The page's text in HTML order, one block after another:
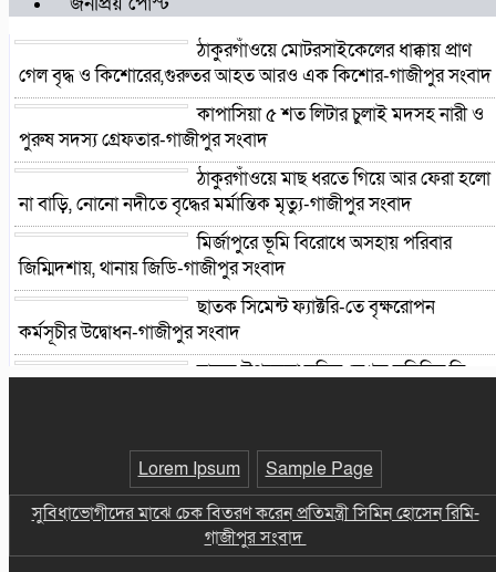
ঠাকুরগাঁওয়ে মোটরসাইকেলের ধাক্কায় প্রাণ
গেল বৃদ্ধ ও কিশোরের,গুরুতর আহত আরও এক কিশোর-গাজীপুর সংবাদ
কাপাসিয়া ৫ শত লিটার চুলাই মদসহ নারী ও
পুরুষ সদস্য গ্রেফতার-গাজীপুর সংবাদ
ঠাকুরগাঁওয়ে মাছ ধরতে গিয়ে আর ফেরা হলো
না বাড়ি, নোনো নদীতে বৃদ্ধের মর্মান্তিক মৃত্যু-গাজীপুর সংবাদ
মির্জাপুরে ভূমি বিরোধে অসহায় পরিবার
জিম্মিদশায়, থানায় জিডি-গাজীপুর সংবাদ
ছাতক সিমেন্ট ফ্যাক্টরি-তে বৃক্ষরোপন
কর্মসূচীর উদ্বোধন-গাজীপুর সংবাদ
ছাতক উপজেলা দলিল লেখক সমিতির ত্রি-
পরিদর্শনে ইউএনও মোঃ মহি উদ্দিন-গাজীপুর
সংবাদ
*এলাকায় উত্তেজনা বিরাজ করছে* ছাতকে
Lorem Ipsum
Sample Page
সুবিধাভোগীদের মাঝে চেক বিতরণ করেন প্রতিমন্ত্রী সিমিন হোসেন রিমি-
গাজীপুর সংবাদ